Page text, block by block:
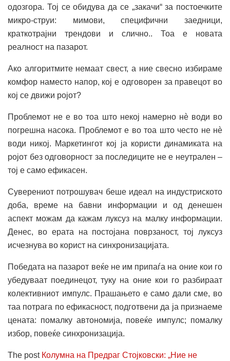
одозгора. Тој се обидува да се „закачи“ за постоечките
микро-струи: мимови, специфични заедници,
краткотрајни трендови и слично.. Тоа е новата
реалност на пазарот.
Ако алгоритмите немаат свест, а ние свесно избираме
комфор наместо напор, кој е одговорен за правецот во
кој се движи ројот?
Проблемот не е во тоа што некој намерно нè води во
погрешна насока. Проблемот е во тоа што често не нè
води никој. Маркетингот кој ја користи динамиката на
ројот без одговорност за последиците не е неутрален –
тој е само ефикасен.
Суверениот потрошувач беше идеал на индустриското
доба, време на бавни информации и од денешен
аспект можам да кажам луксуз на малку информации.
Денес, во ерата на постојана поврзаност, тој луксуз
исчезнува во корист на синхронизацијата.
Победата на пазарот веќе не им припаѓа на оние кои го
убедуваат поединецот, туку на оние кои го разбираат
колективниот импулс. Прашањето е само дали сме, во
таа потрага по ефикасност, подготвени да ја признаеме
цената: помалку автономија, повеќе импулс; помалку
избор, повеќе синхронизација.
The post Колумна на Предраг Стојковски: „Ние не